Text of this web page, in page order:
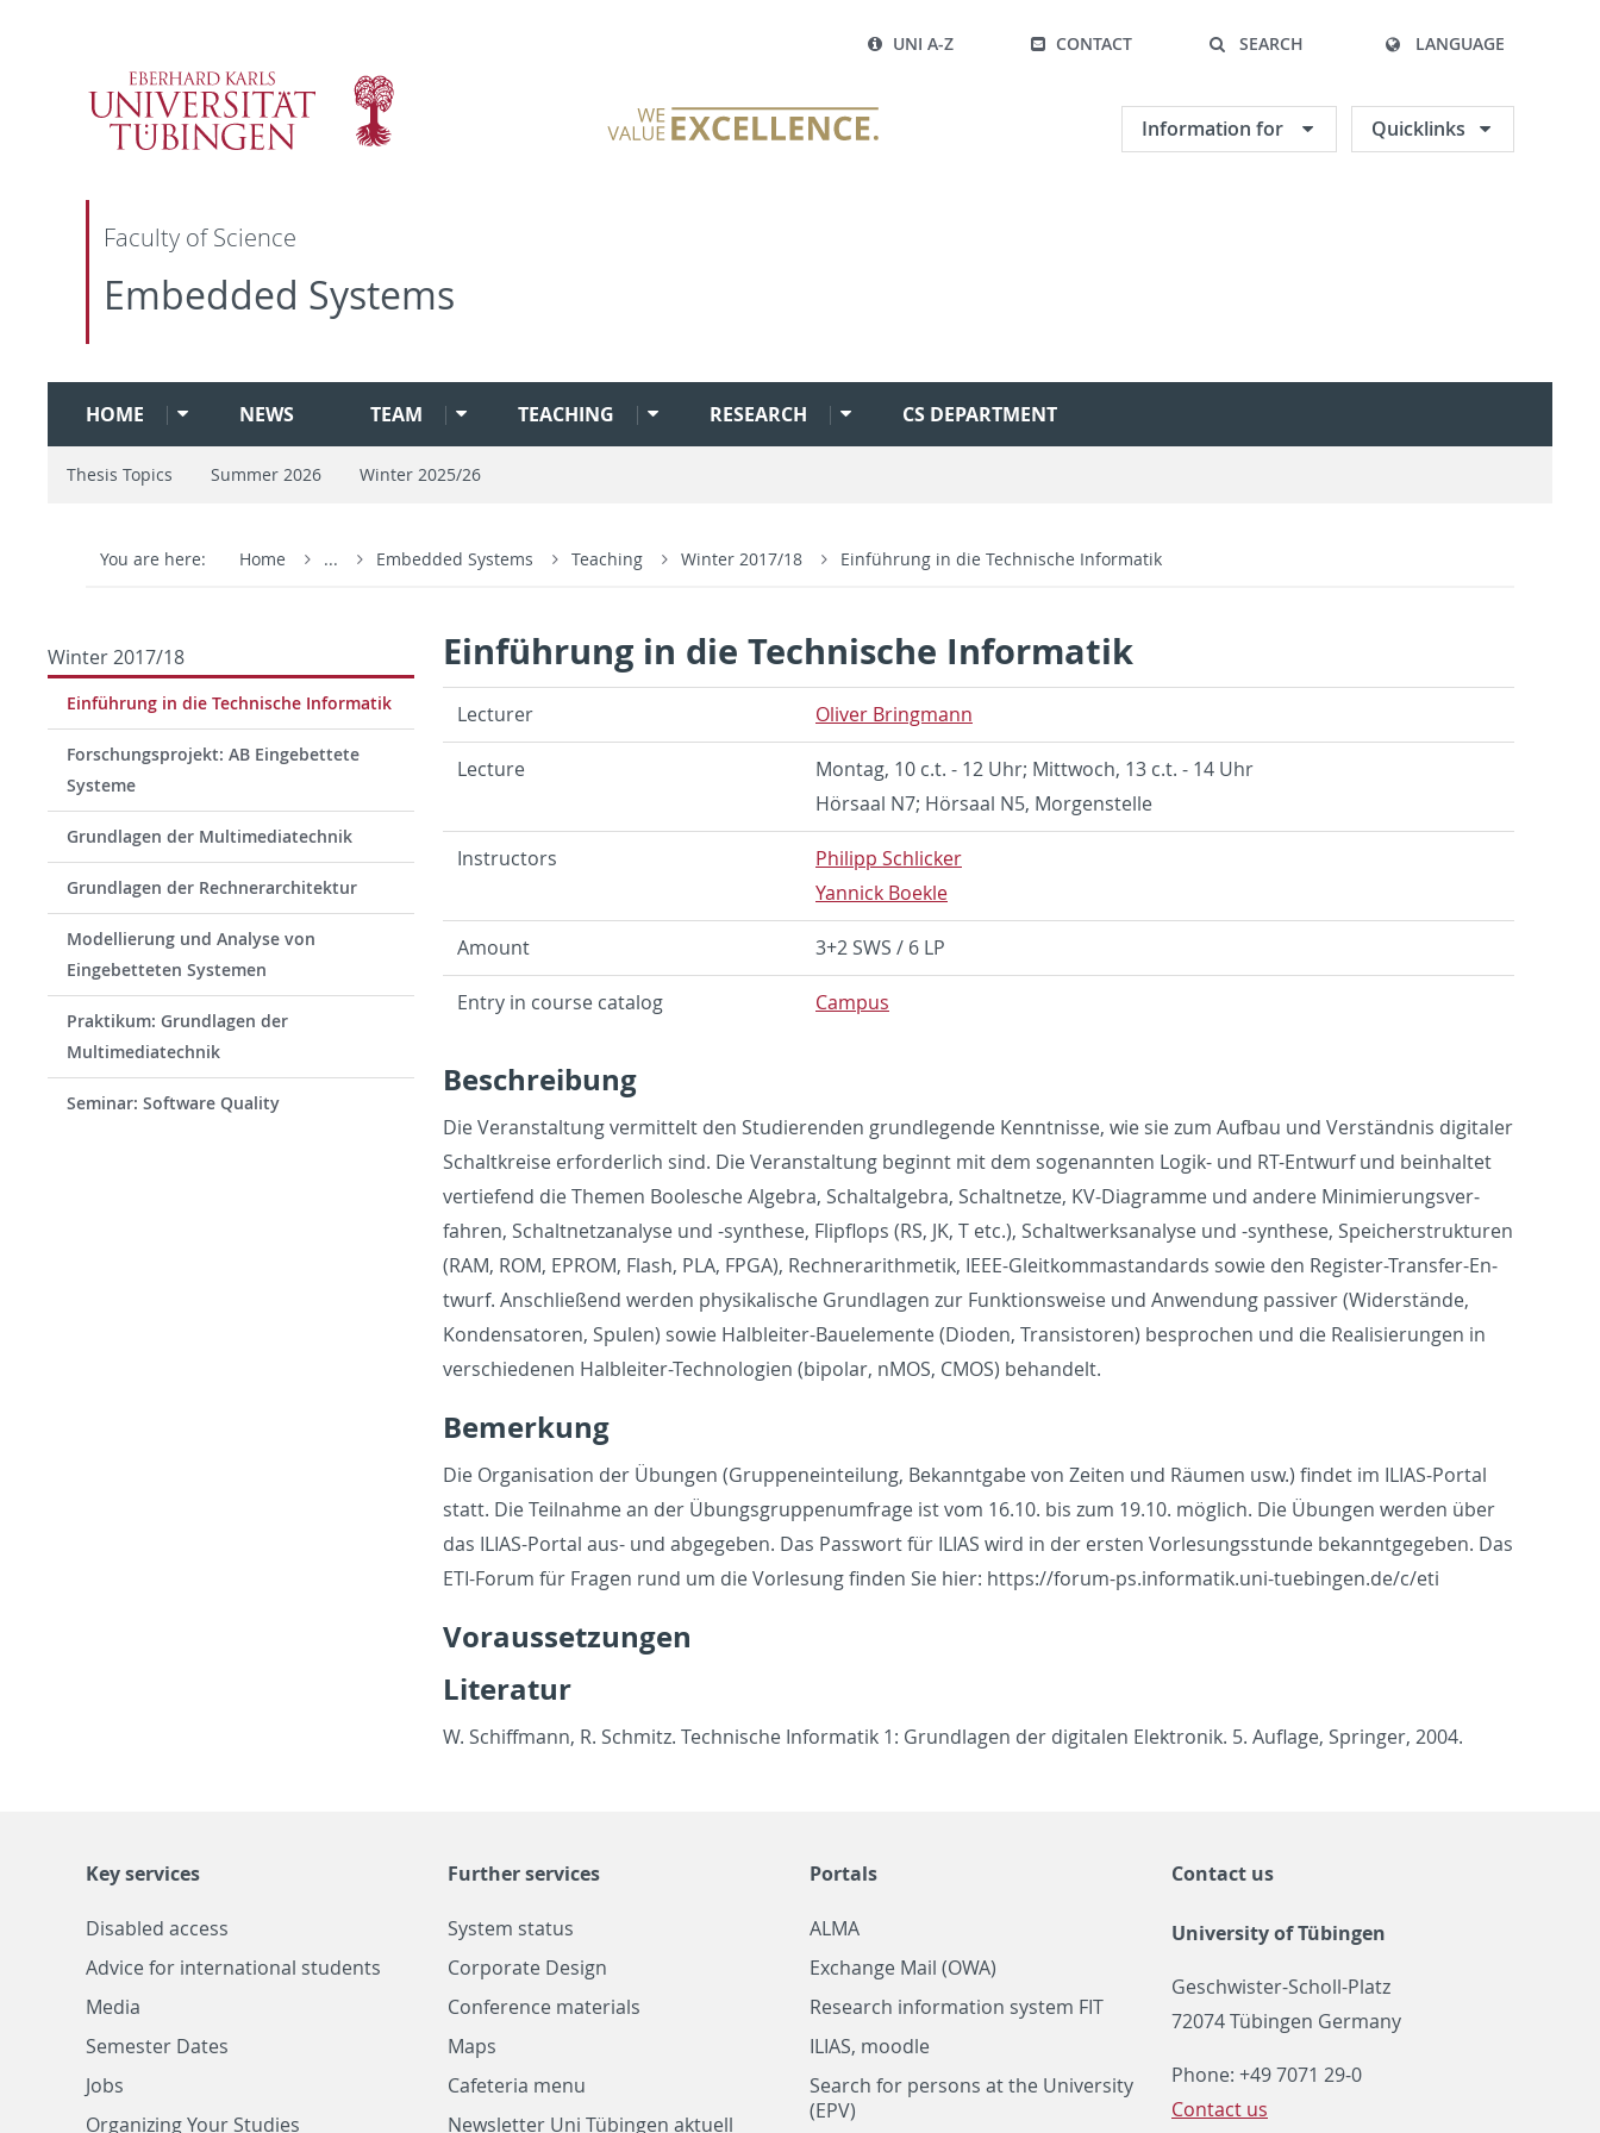
UNI A-Z CONTACT SEARCH LANGUAGE
Information for Quicklinks
Faculty of Science
Embedded Systems
HOME NEWS TEAM TEACHING RESEARCH CS DEPARTMENT
Thesis Topics Summer 2026 Winter 2025/26
You are here: Home ... Embedded Systems Teaching Winter 2017/18 Einführung in die Technische Informatik
Winter 2017/18
Einführung in die Technische Informatik
Forschungsprojekt: AB Eingebettete
Systeme
Grundlagen der Multimediatechnik
Grundlagen der Rechnerarchitektur
Modellierung und Analyse von
Eingebetteten Systemen
Praktikum: Grundlagen der
Multimediatechnik
Seminar: Software Quality
Einführung in die Technische Informatik
Lec­turer Oliver Bring­mann
Lec­ture
Mon­tag, 10 c.t. - 12 Uhr; Mittwoch, 13 c.t. - 14 Uhr
Hörsaal N7; Hörsaal N5, Mor­gen­stelle
In­struc­tors
Philipp Schlicker
Yan­nick Boekle
Amount 3+2 SWS / 6 LP
Entry in course cat­a­log Cam­pus
Beschrei­bung
Die Ve­r­anstal­tung ver­mit­telt den Studieren­den grundle­gende Ken­nt­nisse, wie sie zum Auf­bau und Verständnis dig­i­taler
Schaltkreise er­forder­lich sind. Die Ve­r­anstal­tung be­ginnt mit dem so­ge­nan­nten Logik- und RT-En­twurf und bein­hal­tet
ver­tiefend die The­men Boo­lesche Al­ge­bra, Schal­tal­ge­bra, Schalt­netze, KV-Di­a­gramme und an­dere Min­imierungsver­
fahren, Schalt­net­z­analyse und -syn­these, Flipflops (RS, JK, T etc.), Schaltwerk­s­analyse und -syn­these, Spe­ich­er­struk­turen
(RAM, ROM, EPROM, Flash, PLA, FPGA), Rech­ner­arith­metik, IEEE-Gleitkom­ma­s­tan­dards sowie den Reg­is­ter-Trans­fer-En­
twurf. An­schließend wer­den physikalis­che Grund­la­gen zur Funk­tion­sweise und An­wen­dung pas­siver (Widerstände,
Kon­den­satoren, Spulen) sowie Hal­bleiter-Bauele­mente (Dio­den, Tran­si­s­toren) be­sprochen und die Re­al­isierun­gen in
ver­schiede­nen Hal­bleiter-Tech­nolo­gien (bipo­lar, nMOS, CMOS) be­han­delt.
Be­merkung
Die Or­gan­i­sa­tion der Übun­gen (Grup­penein­teilung, Bekan­nt­gabe von Zeiten und Räumen usw.) findet im IL­IAS-Por­tal
statt. Die Teil­nahme an der Übungs­grup­penum­frage ist vom 16.10. bis zum 19.10. möglich. Die Übun­gen wer­den über
das IL­IAS-Por­tal aus- und abgegeben. Das Pass­wort für ILIAS wird in der er­sten Vor­lesungsstunde bekan­nt­gegeben. Das
ETI-Fo­rum für Fra­gen rund um die Vor­lesung finden Sie hier: https://​forum-​ps.​informatik.​uni-​tuebingen.​de/​c/​eti
Vo­raus­set­zun­gen
Lit­er­atur
W. Schiff­mann, R. Schmitz. Tech­nis­che In­for­matik 1: Grund­la­gen der dig­i­talen Elek­tronik. 5. Au­flage, Springer, 2004.
Key services
Disabled access
Advice for international students
Media
Semester Dates
Jobs
Organizing Your Studies
Further services
System status
Corporate Design
Conference materials
Maps
Cafeteria menu
Newsletter Uni Tübingen aktuell
Portals
ALMA
Exchange Mail (OWA)
Research information system FIT
ILIAS, moodle
Search for persons at the University
(EPV)
Contact us
University of Tübingen
Geschwister-Scholl-Platz
72074 Tübingen Germany
Phone: +49 7071 29-0
Contact us